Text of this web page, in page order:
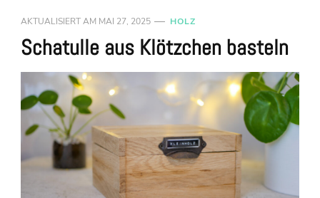
AKTUALISIERT AM MAI 27, 2025 HOLZ
Schatulle aus Klötzchen basteln